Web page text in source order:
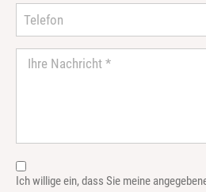
Ich willige ein, dass Sie meine